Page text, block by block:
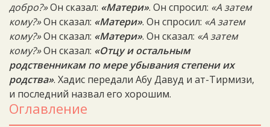
добро?»Он сказал: «Матери». Он спросил: «А затем
кому?»Он сказал: «Матери». Он спросил: «А затем
кому?»Он сказал: «Матери». Он сказал: «А затем
кому?»Он сказал: «Отцу и остальным
родственникам по мере убывания степени их
родства». Хадис передали Абу Давуд и ат-Тирмизи,
и последний назвал его хорошим.
Оглавление